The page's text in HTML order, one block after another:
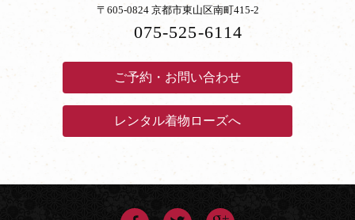
〒605-0824 京都市東山区南町415-2
075-525-6114
ご予約・お問い合わせ
レンタル着物ローズへ